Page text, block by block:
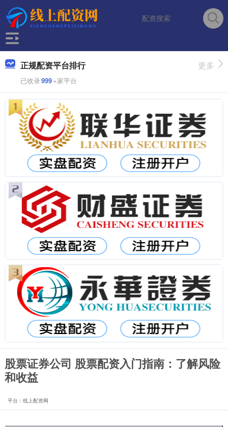
正规配资平台排行
已收录999+家平台
更多
股票证券公司 股票配资入门指南：了解风险
和收益
平台：线上配资网